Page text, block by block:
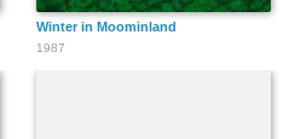
Winter in Moominland
1987